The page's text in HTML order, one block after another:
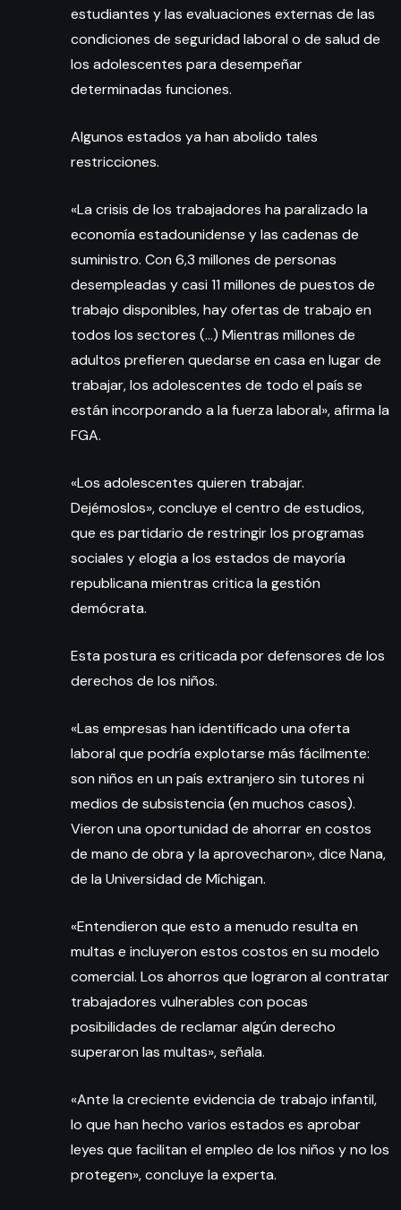
estudiantes y las evaluaciones externas de las
condiciones de seguridad laboral o de salud de
los adolescentes para desempeñar
determinadas funciones.
Algunos estados ya han abolido tales
restricciones.
«La crisis de los trabajadores ha paralizado la
economía estadounidense y las cadenas de
suministro. Con 6,3 millones de personas
desempleadas y casi 11 millones de puestos de
trabajo disponibles, hay ofertas de trabajo en
todos los sectores (…) Mientras millones de
adultos prefieren quedarse en casa en lugar de
trabajar, los adolescentes de todo el país se
están incorporando a la fuerza laboral», afirma la
FGA.
«Los adolescentes quieren trabajar.
Dejémoslos», concluye el centro de estudios,
que es partidario de restringir los programas
sociales y elogia a los estados de mayoría
republicana mientras critica la gestión
demócrata.
Esta postura es criticada por defensores de los
derechos de los niños.
«Las empresas han identificado una oferta
laboral que podría explotarse más fácilmente:
son niños en un país extranjero sin tutores ni
medios de subsistencia (en muchos casos).
Vieron una oportunidad de ahorrar en costos
de mano de obra y la aprovecharon», dice Nana,
de la Universidad de Míchigan.
«Entendieron que esto a menudo resulta en
multas e incluyeron estos costos en su modelo
comercial. Los ahorros que lograron al contratar
trabajadores vulnerables con pocas
posibilidades de reclamar algún derecho
superaron las multas», señala.
«Ante la creciente evidencia de trabajo infantil,
lo que han hecho varios estados es aprobar
leyes que facilitan el empleo de los niños y no los
protegen», concluye la experta.